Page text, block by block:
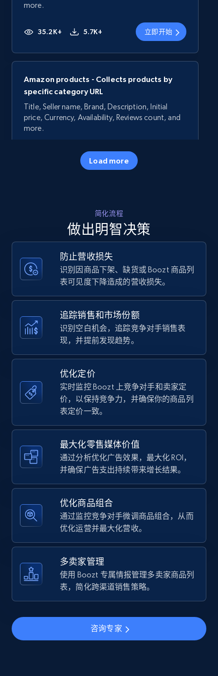
more.
35.2K+ 5.7K+ 立即开始
Amazon products - Collects products by
specific category URL
Title, Seller name, Brand, Description, Initial
price, Currency, Availability, Reviews count, and
more.
5.7K+
Title, Seller name, Brand, Description, Initial
price, Currency, Availability, Reviews count, and
35.2K+ 5.7K+ 立即开始
Amazon products - find products by using
upc numbers
Title, Seller name, Brand, Description, Initial
35.2K+ 5.7K+ 立即开始
Amazon Reviews
URL, Product name, Product rating, Product
rating object, Product rating max, Rating,
Author name, Asin, and more.
870+ 立即开始
Walmart - products
URL, Final price, Sku, Currency, Gtin,
Specifications, Image urls, Top reviews, and
Load more
简化流程
做出明智决策
防止营收损失
识别因商品下架、缺货或 Boozt 商品列
表可见度下降造成的营收损失。
追踪销售和市场份额
识别空白机会，追踪竞争对手销售表
现，并提前发现趋势。
优化定价
实时监控 Boozt 上竞争对手和卖家定
价，以保持竞争力，并确保你的商品列
表定价一致。
最大化零售媒体价值
通过分析优化广告效果，最大化 ROI，
并确保广告支出持续带来增长结果。
优化商品组合
通过监控竞争对手微调商品组合，从而
优化运营并最大化营收。
多卖家管理
使用 Boozt 专属情报管理多卖家商品列
表，简化跨渠道销售策略。
咨询专家